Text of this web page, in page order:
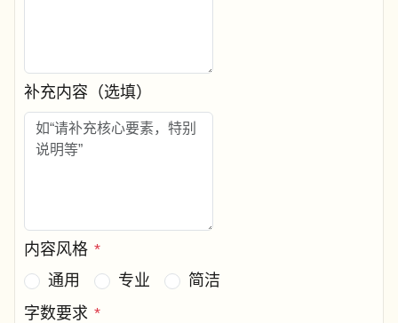
补充内容（选填）
内容风格 *
通用
专业
简洁
字数要求 *